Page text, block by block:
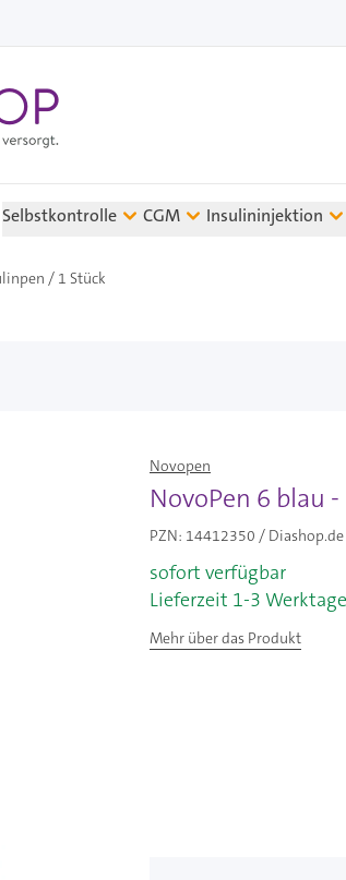
Selbstkontrolle CGM Insulininjektion
/ 1 Stück
Novopen
NovoPen 6 blau
PZN: 14412350 / Diashop.de
sofort verfügbar
Lieferzeit 1-3 Werktage
Mehr über das Produkt